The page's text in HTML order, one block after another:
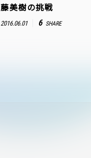
藤美樹の挑戦
2016.06.01 6 SHARE